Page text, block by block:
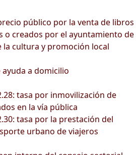
público por la venta de libros
o creados por el ayuntamiento de
cultura y promoción local
a domicilio
tasa por inmovilización de
en la vía pública
tasa por la prestación del
urbano de viajeros